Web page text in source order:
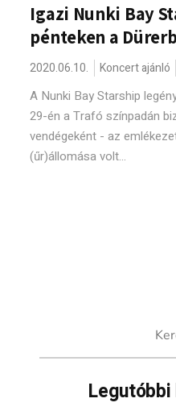
Igazi Nunki Bay
pénteken a
2020.06.10. Koncert ajánló
A Nunki Bay Starship
29-én a Trafó színpadán
vendégeként - az
(űr)állomása volt...